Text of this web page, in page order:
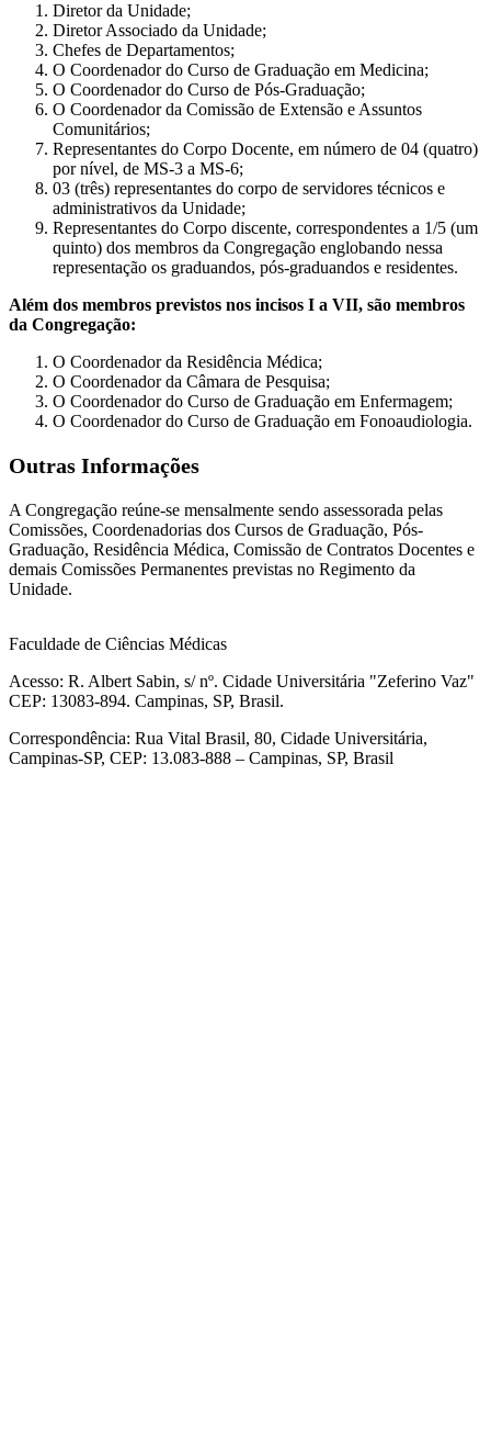
Diretor da Unidade;
Diretor Associado da Unidade;
Chefes de Departamentos;
O Coordenador do Curso de Graduação em Medicina;
O Coordenador do Curso de Pós-Graduação;
O Coordenador da Comissão de Extensão e Assuntos
Comunitários;
Representantes do Corpo Docente, em número de 04 (quatro)
por nível, de MS-3 a MS-6;
03 (três) representantes do corpo de servidores técnicos e
administrativos da Unidade;
Representantes do Corpo discente, correspondentes a 1/5 (um
quinto) dos membros da Congregação englobando nessa
representação os graduandos, pós-graduandos e residentes.
Além dos membros previstos nos incisos I a VII, são membros
da Congregação:
O Coordenador da Residência Médica;
O Coordenador da Câmara de Pesquisa;
O Coordenador do Curso de Graduação em Enfermagem;
O Coordenador do Curso de Graduação em Fonoaudiologia.
Outras Informações
A Congregação reúne-se mensalmente sendo assessorada pelas
Comissões, Coordenadorias dos Cursos de Graduação, Pós-
Graduação, Residência Médica, Comissão de Contratos Docentes e
demais Comissões Permanentes previstas no Regimento da
Unidade.
Faculdade de Ciências Médicas
Acesso: R. Albert Sabin, s/ nº. Cidade Universitária "Zeferino Vaz"
CEP: 13083-894. Campinas, SP, Brasil.
Correspondência: Rua Vital Brasil, 80, Cidade Universitária,
Campinas-SP, CEP: 13.083-888 – Campinas, SP, Brasil